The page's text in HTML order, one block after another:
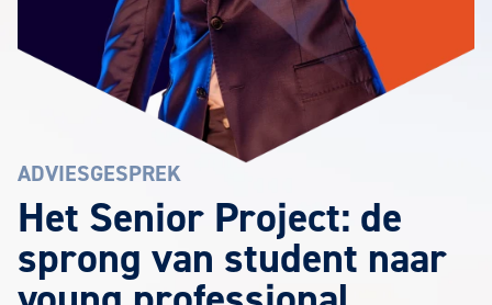
ADVIESGESPREK
Het Senior Project: de
sprong van student naar